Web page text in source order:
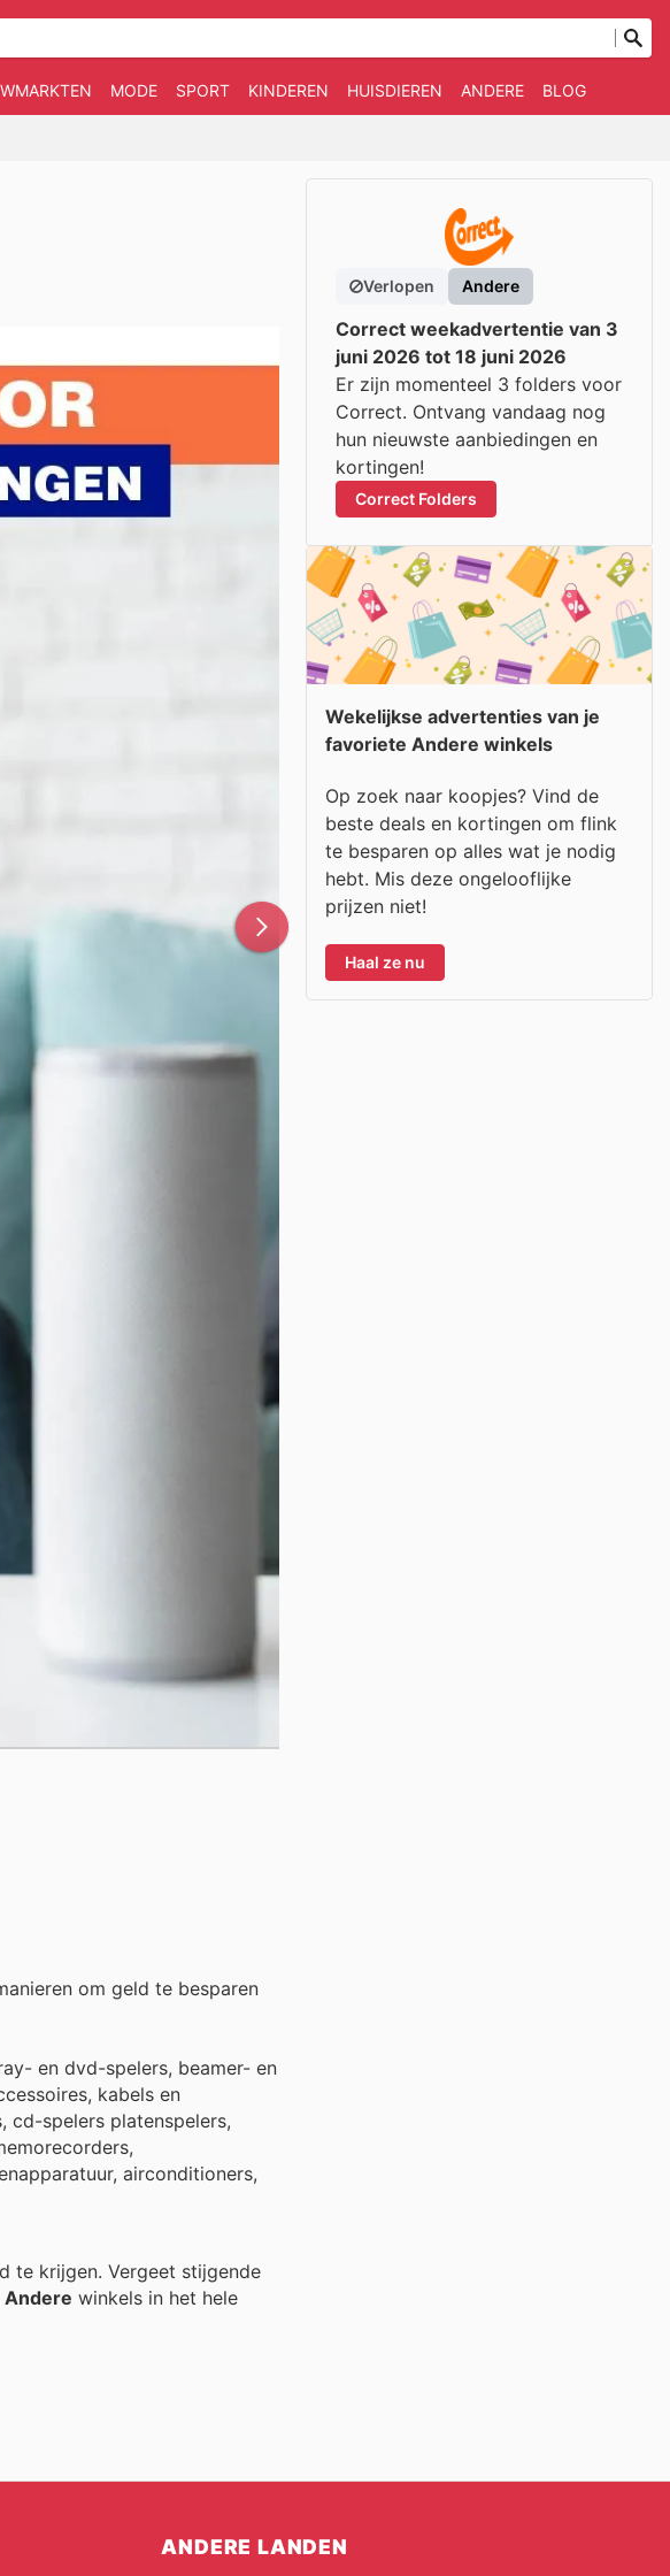
MODE SPORT KINDEREN HUISDIEREN ANDERE BLOG
om geld te besparen
en dvd-spelers, beamer- en
kabels en
cd-spelers platenspelers,
airconditioners,
te krijgen. Vergeet stijgende
Andere winkels in het hele
Verlopen Andere
Correct weekadvertentie van 3
juni 2026 tot 18 juni 2026
Er zijn momenteel 3 folders voor
Correct. Ontvang vandaag nog
hun nieuwste aanbiedingen en
kortingen!
Correct Folders
Wekelijkse advertenties van je
favoriete Andere winkels
Op zoek naar koopjes? Vind de
beste deals en kortingen om flink
te besparen op alles wat je nodig
hebt. Mis deze ongelooflijke
prijzen niet!
Haal ze nu
ANDERE LANDEN